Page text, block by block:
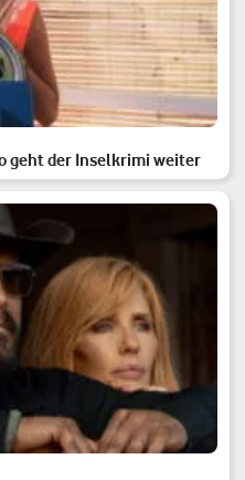
geht der Inselkrimi weiter